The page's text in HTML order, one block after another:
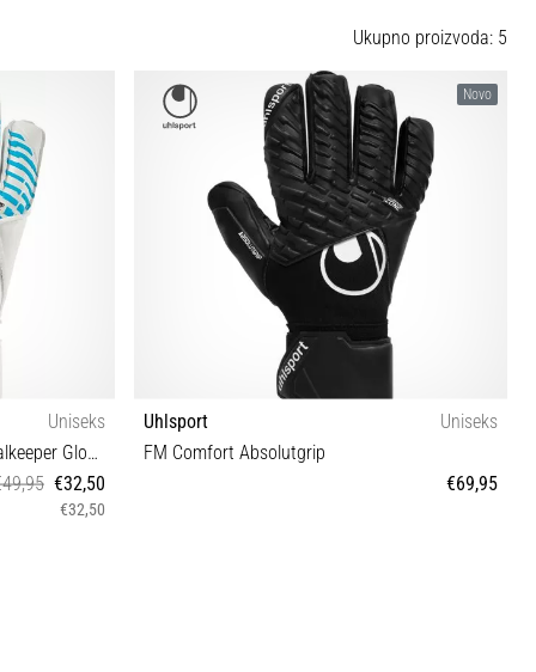
Ukupno proizvoda: 5
Uniseks
FM Cybertec Soft Flex Frame Goalkeeper Gloves
€32,50
€32,50
Novo
Uhlsport
Uniseks
FM Comfort Absolutgrip
€69,95